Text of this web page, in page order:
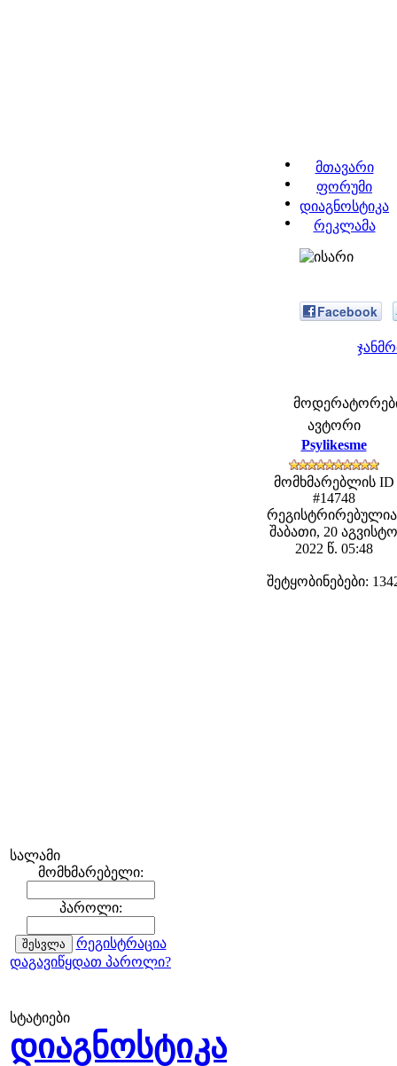
მთავარი
ფორუმი
დიაგნოსტიკა
რეკლამა
სალამი
მომხმარებელი:
პაროლი:
რეგისტრაცია
დაგავიწყდათ პაროლი?
სტატიები
დიაგნოსტიკა
Facebook
მოდერატორები:
ავტორი
Psylikesme
მომხმარებლის ID
#14748
შაბათი, 20 აგვისტო
2022 წ. 05:48
შეტყობინებები: